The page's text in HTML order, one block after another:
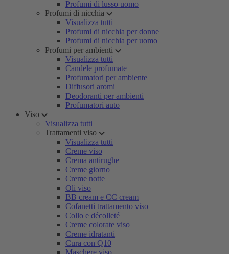
Profumi di lusso uomo
Profumi di nicchia
Visualizza tutti
Profumi di nicchia per donne
Profumi di nicchia per uomo
Profumi per ambienti
Visualizza tutti
Candele profumate
Profumatori per ambiente
Diffusori aromi
Deodoranti per ambienti
Profumatori auto
Viso
Visualizza tutti
Trattamenti viso
Visualizza tutti
Creme viso
Crema antirughe
Creme giorno
Creme notte
Oli viso
BB cream e CC cream
Cofanetti trattamento viso
Collo e décolleté
Creme colorate viso
Creme idratanti
Cura con Q10
Maschere viso